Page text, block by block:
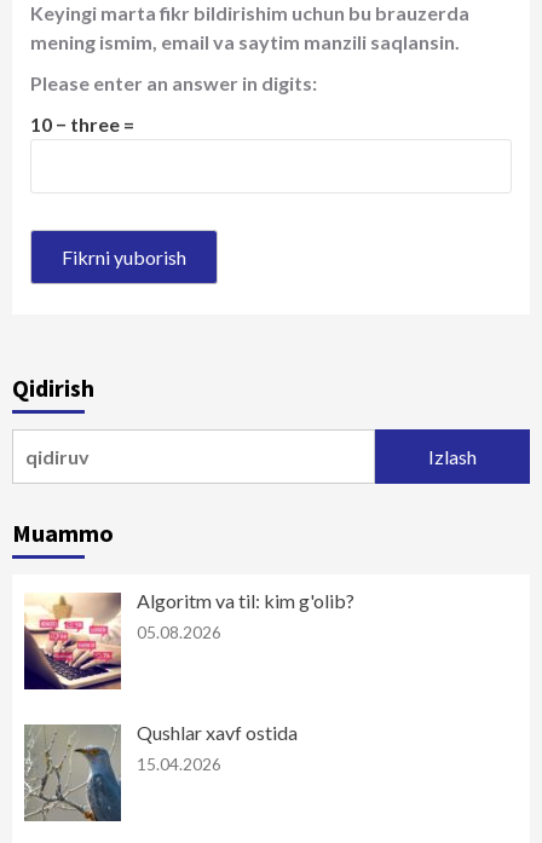
Keyingi marta fikr bildirishim uchun bu brauzerda
mening ismim, email va saytim manzili saqlansin.
Please enter an answer in digits:
10 − three =
Qidirish
Muammo
Algoritm va til: kim g'olib?
05.08.2026
Qushlar xavf ostida
15.04.2026